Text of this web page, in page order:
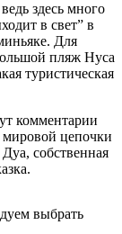
здесь много
в свет” в
Для
пляж Нуса
туристическая
комментарии
цепочки
собственная
выбрать